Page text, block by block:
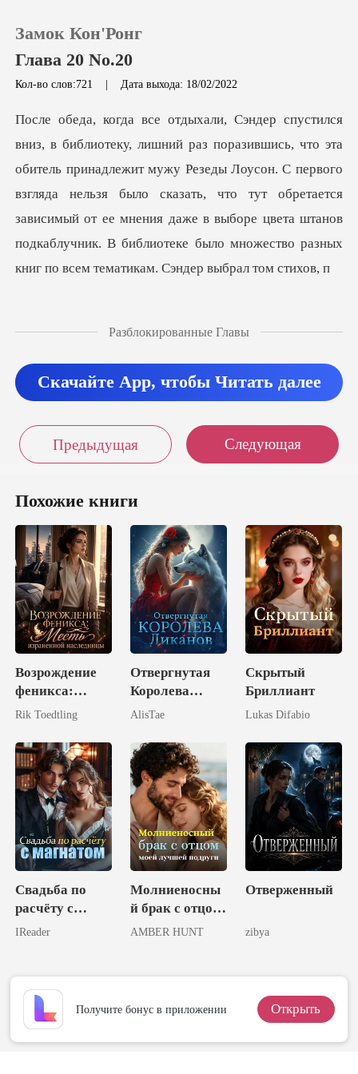
0
Замок Кон'Ронг
Глава 20 No.20
Кол-во слов:721 | Дата выхода: 18/02/2022
лежит мужу Резеды Лоусон. С первого
взгляда нельзя было сказать, что тут обретается
зависимый от ее мнения даже в вы
Разблокированные Главы
Скачайте App, чтобы Читать далее
Предыдущая Следующая
Похожие книги
Возрождение
феникса:
Месть
наследницы
Rik Toedtling
Отвергнутая
Королева
Ликанов
AlisTae
Скрытый
Бриллиант
Lukas Difabio
Свадьба по
расчёту с
магнатом
IReader
Молниеносны
й брак с отцом
моей лучшей
AMBER HUNT
Отверженный
zibya
Получите бонус в приложении Открыть